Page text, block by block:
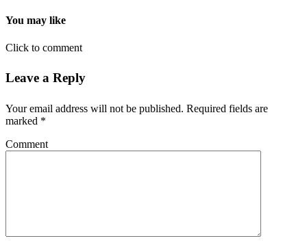
You may like
Click to comment
Leave a Reply
Your email address will not be published. Required fields are
marked *
Comment